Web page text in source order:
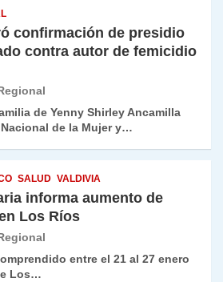
confirmación de presidio
contra autor de femicidio
de Yenny Shirley Ancamilla
de la Mujer y…
SALUD VALDIVIA
informa aumento de
Los Ríos
entre el 21 al 27 enero
Los…